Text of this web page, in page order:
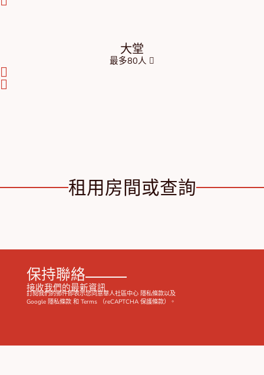
大堂
最多80人
租用房間或查詢
保持聯絡
接收我們的最新資訊
訂閱我們的郵件即表示您同意華人社區中心 隱私條款以及
Google 隱私條款和 Terms（reCAPTCHA 保護條款）。